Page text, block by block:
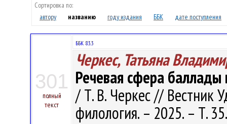
Сортировка по:
автору
названию году издания ББК дате поступления
301
полный
текст
ББК 83.3
Черкес, Татьяна
Речевая сфера
/ Т. В. Черкес // Вестник
филология. – 2025. – Т.